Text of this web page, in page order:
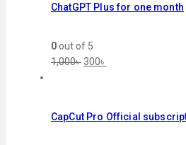
ChatGPT Plus for one month
0out of 5
1,000৳ 300৳
CapCut Pro Official